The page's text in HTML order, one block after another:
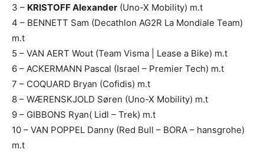
3 – KRISTOFF Alexander (Uno-X Mobility) m.t
4 – BENNETT Sam (Decathlon AG2R La Mondiale Team)
m.t
5 – VAN AERT Wout (Team Visma | Lease a Bike) m.t
6 – ACKERMANN Pascal (Israel – Premier Tech) m.t
7 – COQUARD Bryan (Cofidis) m.t
8 – WÆRENSKJOLD Søren (Uno-X Mobility) m.t
9 – GIBBONS Ryan( Lidl – Trek) m.t
10 – VAN POPPEL Danny (Red Bull – BORA – hansgrohe)
m.t